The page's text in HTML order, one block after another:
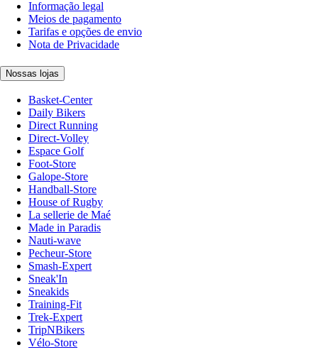
Informação legal
Meios de pagamento
Tarifas e opções de envio
Nota de Privacidade
Nossas lojas
Basket-Center
Daily Bikers
Direct Running
Direct-Volley
Espace Golf
Foot-Store
Galope-Store
Handball-Store
House of Rugby
La sellerie de Maé
Made in Paradis
Nauti-wave
Pecheur-Store
Smash-Expert
Sneak'In
Sneakids
Training-Fit
Trek-Expert
TripNBikers
Vélo-Store